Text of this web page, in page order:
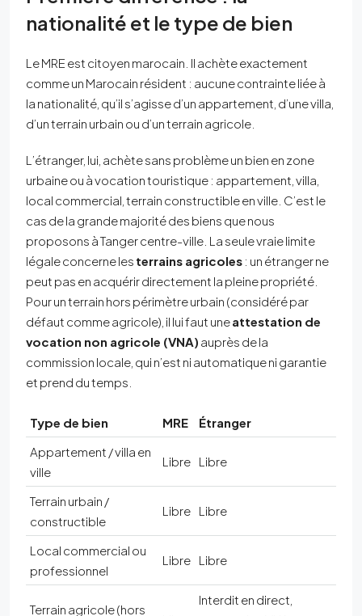
nationalité et le type de bien
Le MRE est citoyen marocain. Il achète exactement
comme un Marocain résident : aucune contrainte liée à
la nationalité, qu’il s’agisse d’un appartement, d’une villa,
d’un terrain urbain ou d’un terrain agricole.
L’étranger, lui, achète sans problème un bien en zone
urbaine ou à vocation touristique : appartement, villa,
local commercial, terrain constructible en ville. C’est le
cas de la grande majorité des biens que nous
proposons à Tanger centre-ville. La seule vraie limite
légale concerne les terrains agricoles : un étranger ne
peut pas en acquérir directement la pleine propriété.
Pour un terrain hors périmètre urbain (considéré par
défaut comme agricole), il lui faut uneattestation de
vocation non agricole (VNA) auprès de la
commission locale, qui n’est ni automatique ni garantie
et prend du temps.
Type de bien MRE
Étranger
Appartement / villa en
ville
Libre Libre
Terrain urbain /
constructible
Libre Libre
Local commercial ou
professionnel
Libre Libre
Terrain agricole (hors
Interdit en direct,